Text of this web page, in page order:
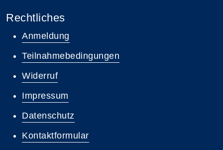
Rechtliches
Anmeldung
Teilnahmebedingungen
Widerruf
Impressum
Datenschutz
Kontaktformular